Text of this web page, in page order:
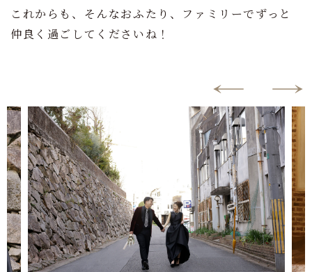
これからも、そんなおふたり、ファミリーでずっと
仲良く過ごしてくださいね！